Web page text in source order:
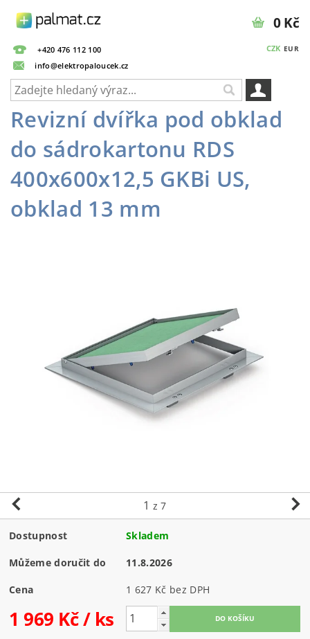
+420 476 112 100
info@elektropaloucek.cz
CZK EUR
0 Kč
Revizní dvířka pod obklad
do sádrokartonu RDS
400x600x12,5 GKBi US,
obklad 13 mm
1 z 7
Dostupnost Skladem
Můžeme doručit do 11.8.2026
Cena 1 627 Kč bez DPH
1 969 Kč/ ks